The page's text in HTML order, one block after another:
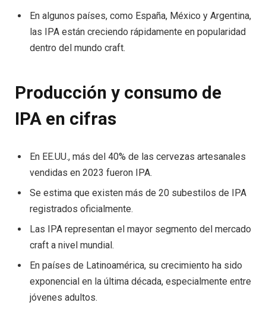
En algunos países, como España, México y Argentina,
las IPA están creciendo rápidamente en popularidad
dentro del mundo craft.
Producción y consumo de
IPA en cifras
En EE.UU., más del 40% de las cervezas artesanales
vendidas en 2023 fueron IPA.
Se estima que existen más de 20 subestilos de IPA
registrados oficialmente.
Las IPA representan el mayor segmento del mercado
craft a nivel mundial.
En países de Latinoamérica, su crecimiento ha sido
exponencial en la última década, especialmente entre
jóvenes adultos.